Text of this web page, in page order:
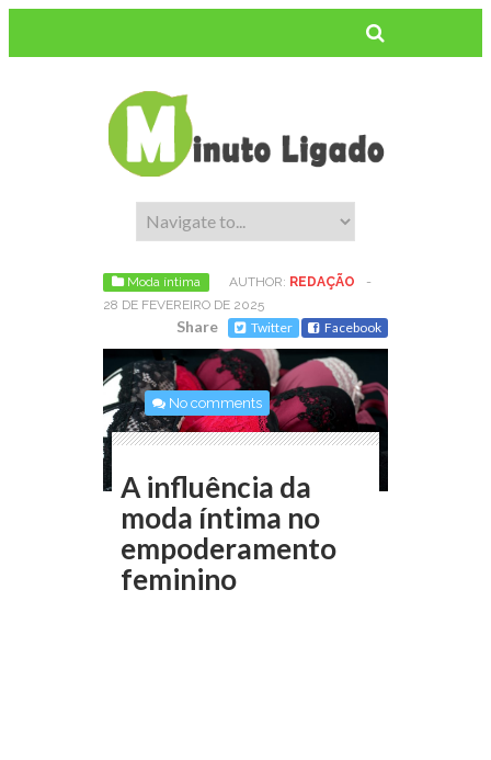
Moda íntima AUTHOR: REDAÇÃO
-
28 DE FEVEREIRO DE 2025
Share Twitter Facebook
No comments
A influência da
moda íntima no
empoderamento
feminino